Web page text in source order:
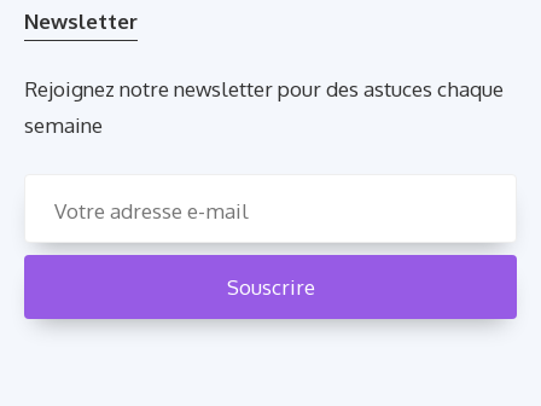
Newsletter
Rejoignez notre newsletter pour des astuces chaque
semaine